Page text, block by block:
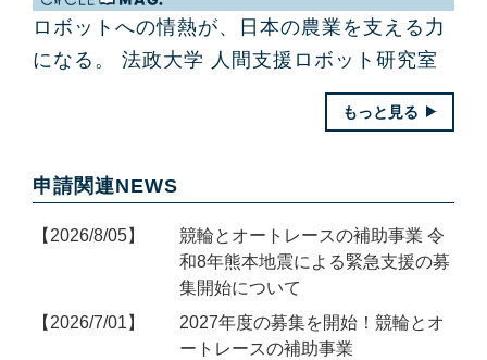
ロボットへの情熱が、日本の農業を支える力
になる。 法政大学 人間支援ロボット研究室
もっと見る
申請関連NEWS
2026/8/05
競輪とオートレースの補助事業 令
和8年熊本地震による緊急支援の募
集開始について
2026/7/01
2027年度の募集を開始！競輪とオ
ートレースの補助事業